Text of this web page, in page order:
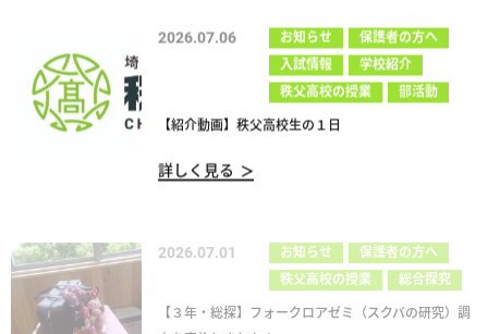
2026.07.06 お知らせ
保護者の方へ
入試情報
学校紹介
秩父高校の授業
部活動
【紹介動画】秩父高校生の１日
詳しく見る
秩父高校の授業
総合探究
【３年・総探】フォークロアゼミ（スクバの研究）調
査を実施しました！